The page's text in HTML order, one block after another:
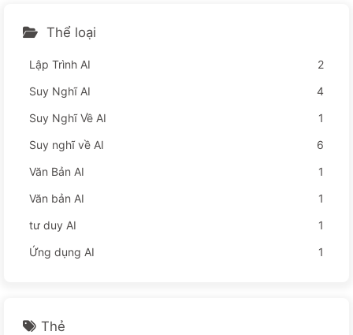
Thể loại
Lập Trình AI
2
Suy Nghĩ AI
4
Suy Nghĩ Về AI
1
Suy nghĩ về AI
6
Văn Bản AI
1
Văn bản AI
1
tư duy AI
1
Ứng dụng AI
1
Thẻ